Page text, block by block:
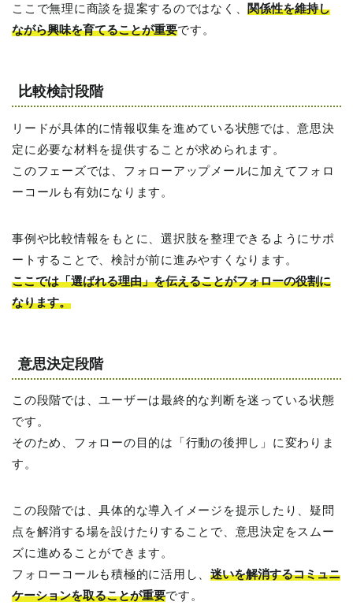
ここで無理に商談を提案するのではなく、関係性を維持し
ながら興味を育てることが重要です。
比較検討段階
リードが具体的に情報収集を進めている状態では、意思決
定に必要な材料を提供することが求められます。
このフェーズでは、フォローアップメールに加えてフォロ
ーコールも有効になります。
事例や比較情報をもとに、選択肢を整理できるようにサポ
ートすることで、検討が前に進みやすくなります。
ここでは「選ばれる理由」を伝えることがフォローの役割に
なります。
意思決定段階
この段階では、ユーザーは最終的な判断を迷っている状態
です。
そのため、フォローの目的は「行動の後押し」に変わりま
す。
この段階では、具体的な導入イメージを提示したり、疑問
点を解消する場を設けたりすることで、意思決定をスムー
ズに進めることができます。
フォローコールも積極的に活用し、 迷いを解消するコミュニ
ケーションを取ることが重要です。